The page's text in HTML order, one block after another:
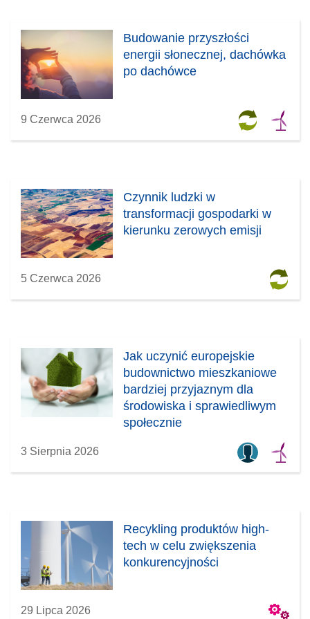
Budowanie przyszłości
energii słonecznej, dachówka
po dachówce
9 Czerwca 2026
Czynnik ludzki w
transformacji gospodarki w
kierunku zerowych emisji
5 Czerwca 2026
Jak uczynić europejskie
budownictwo mieszkaniowe
bardziej przyjaznym dla
środowiska i sprawiedliwym
społecznie
3 Sierpnia 2026
Recykling produktów high-
tech w celu zwiększenia
konkurencyjności
29 Lipca 2026